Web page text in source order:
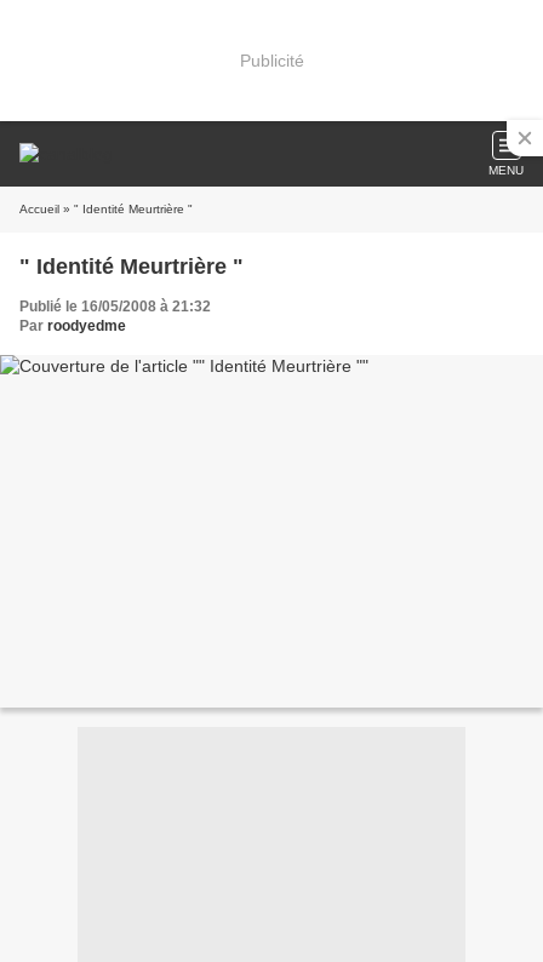
Publicité
MENU
Accueil » " Identité Meurtrière "
" Identité Meurtrière "
Publié le 16/05/2008 à 21:32
Par roodyedme